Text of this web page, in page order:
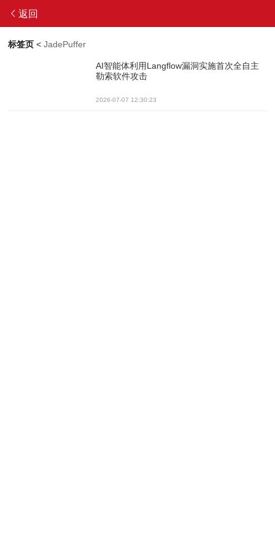
返回
标签页 <JadePuffer
AI智能体利用Langflow漏洞实施首次全自主
勒索软件攻击
2026-07-07 12:30:23